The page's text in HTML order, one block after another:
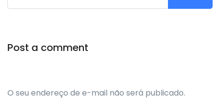
Post a comment
O seu endereço de e-mail não será publicado.